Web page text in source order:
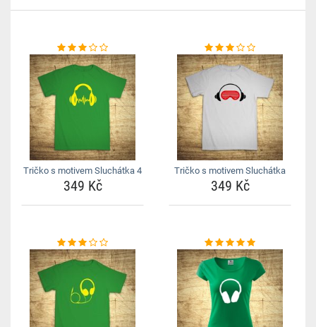
Tričko s motivem Sluchátka 4
349 Kč
Tričko s motivem Sluchátka
349 Kč